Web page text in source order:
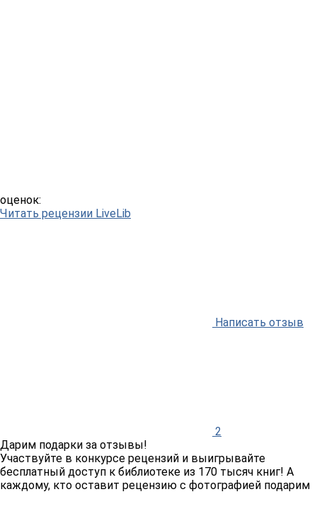
оценок:
Читать рецензии LiveLib
Написать отзыв
2
Дарим подарки за отзывы!
Участвуйте в конкурсе рецензий и выигрывайте
бесплатный доступ к библиотеке из 170 тысяч книг! А
каждому, кто оставит рецензию с фотографией подарим